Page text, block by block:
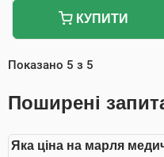
КУПИТИ
Показано 5 з 5
Поширені
Яка ціна на марля